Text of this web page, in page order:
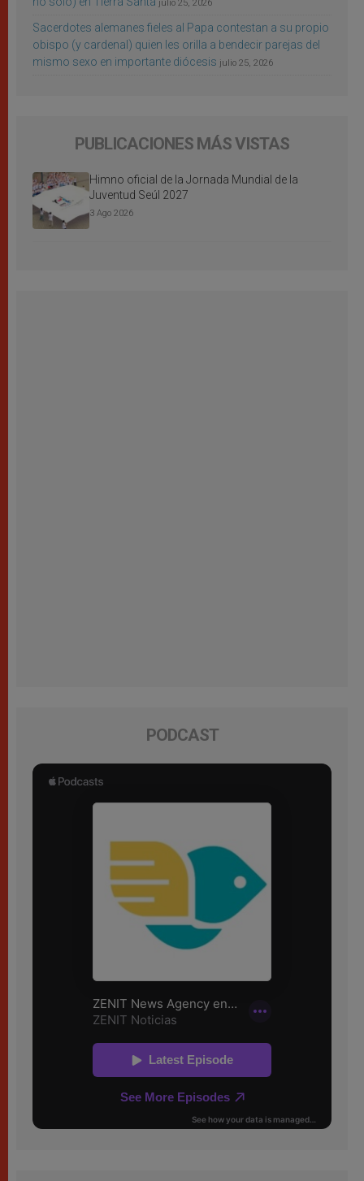
julio 25, 2026
Sacerdotes alemanes fieles al Papa contestan a su propio
obispo (y cardenal) quien les orilla a bendecir parejas del
mismo sexo en importante diócesis julio 25, 2026
PUBLICACIONES MÁS VISTAS
Himno oficial de la Jornada Mundial de la
Juventud Seúl 2027
3 Ago 2026
PODCAST